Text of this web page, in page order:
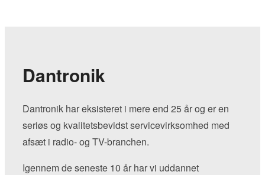
Dantronik
Dantronik har eksisteret i mere end 25 år og er en
seriøs og kvalitetsbevidst servicevirksomhed med
afsæt i radio- og TV-branchen.
Igennem de seneste 10 år har vi uddannet